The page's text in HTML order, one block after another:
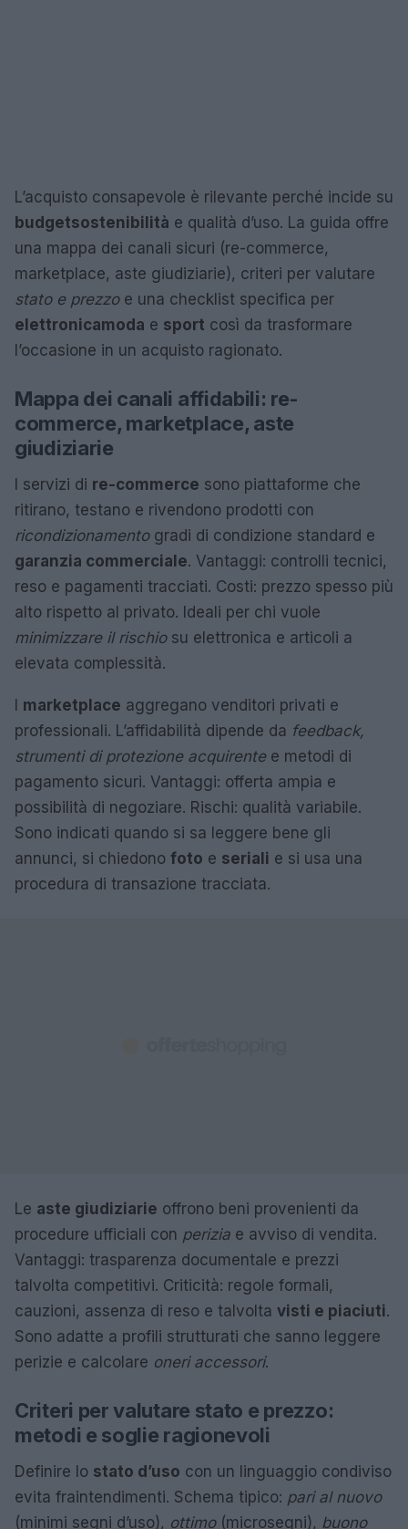
L’acquisto consapevole è rilevante perché incide su
budgetsostenibilità e qualità d’uso. La guida offre
una mappa dei canali sicuri (re-commerce,
marketplace, aste giudiziarie), criteri per valutare
stato e prezzoe una checklist specifica per
elettronicamoda e sport così da trasformare
l’occasione in un acquisto ragionato.
Mappa dei canali affidabili: re-
commerce, marketplace, aste
giudiziarie
I servizi di re-commerce sono piattaforme che
ritirano, testano e rivendono prodotti con
ricondizionamentogradi di condizione standard e
garanzia commerciale. Vantaggi: controlli tecnici,
reso e pagamenti tracciati. Costi: prezzo spesso più
alto rispetto al privato. Ideali per chi vuole
minimizzare il rischiosu elettronica e articoli a
elevata complessità.
marketplace aggregano venditori privati e
professionali. L’affidabilità dipende da feedback,
strumenti di protezione acquirentee metodi di
pagamento sicuri. Vantaggi: offerta ampia e
possibilità di negoziare. Rischi: qualità variabile.
Sono indicati quando si sa leggere bene gli
annunci, si chiedono foto e seriali e si usa una
procedura di transazione tracciata.
Le aste giudiziarie offrono beni provenienti da
procedure ufficiali con perizia e avviso di vendita.
Vantaggi: trasparenza documentale e prezzi
talvolta competitivi. Criticità: regole formali,
cauzioni, assenza di reso e talvolta visti e piaciuti.
Sono adatte a profili strutturati che sanno leggere
perizie e calcolare oneri accessori.
Criteri per valutare stato e prezzo:
metodi e soglie ragionevoli
Definire lo stato d’uso con un linguaggio condiviso
evita fraintendimenti. Schema tipico: pari al nuovo
(minimi segni d’uso), ottimo(microsegni), buono